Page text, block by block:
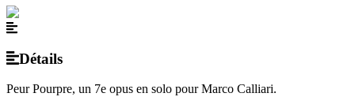
Détails
Peur Pourpre, un 7e opus en solo pour Marco Calliari.